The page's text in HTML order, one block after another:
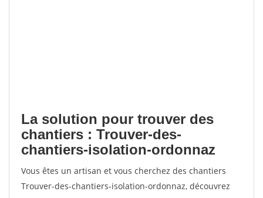
La solution pour trouver des
chantiers : Trouver-des-
chantiers-isolation-ordonnaz
Vous êtes un artisan et vous cherchez des chantiers
Trouver-des-chantiers-isolation-ordonnaz, découvrez